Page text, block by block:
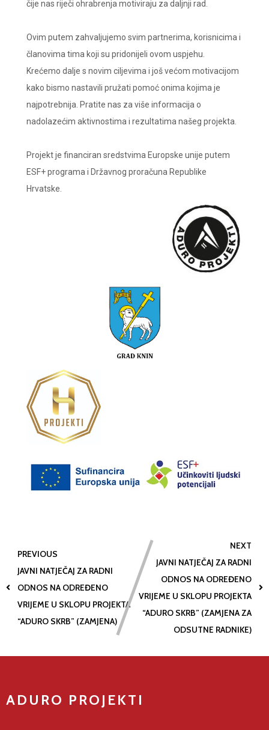
čije nas riječi ohrabrenja motiviraju za daljnji rad.
Ovim putem zahvaljujemo svim partnerima, korisnicima i
članovima tima koji su pridonijeli ovom uspjehu.
Krećemo dalje s novim ciljevima i još većom motivacijom
kako bismo nastavili pružati pomoć onima kojima je
najpotrebnija. Pratite nas za više informacija o
nadolazećim aktivnostima i rezultatima našeg projekta.
Projekt je financiran sredstvima Europske unije putem
ESF+ programa i Državnog proračuna Republike
Hrvatske.
PREVIOUS
JAVNI NATJEČAJ ZA RADNI
ODNOS NA ODREĐENO
VRIJEME U SKLOPU PROJEKTA
“ADURO SKRB” (ZAMJENA)
NEXT
JAVNI NATJEČAJ ZA RADNI
ODNOS NA ODREĐENO
VRIJEME U SKLOPU PROJEKTA
“ADURO SKRB” (ZAMJENA ZA
ODSUTNE RADNIKE)
ADURO PROJEKTI